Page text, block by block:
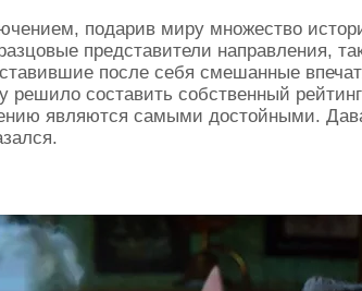
подарив миру множество
представители направления,
после себя смешанные
решило составить собственный
являются самыми достойными.